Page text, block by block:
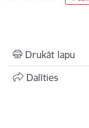
Drukāt lapu
Dalīties